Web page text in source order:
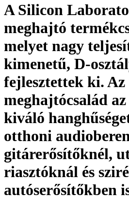
A Silicon
meghajtó
melyet nagy
kimenetű, D-
fejlesztettek ki.
meghajtócsalád
kiváló
otthoni
gitárerősítőknél,
riasztóknál és
autóserősítőkben